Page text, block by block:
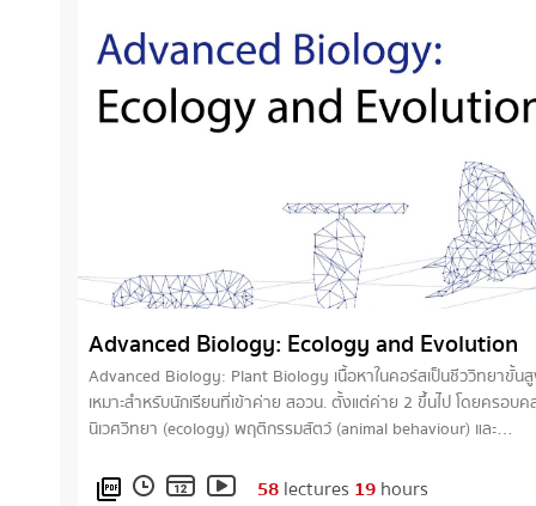
Advanced Biology: Ecology and Evolution
Advanced Biology: Plant Biology เนื้อหาในคอร์สเป็นชีววิทยาขั้น
เหมาะสำหรับนักเรียนที่เข้าค่าย สอวน. ตั้งแต่ค่าย 2 ขึ้นไป โดยครอบ
นิเวศวิทยา (ecology) พฤติกรรมสัตว์ (animal behaviour) และ
picture_as_pdf 58lectures 19hours